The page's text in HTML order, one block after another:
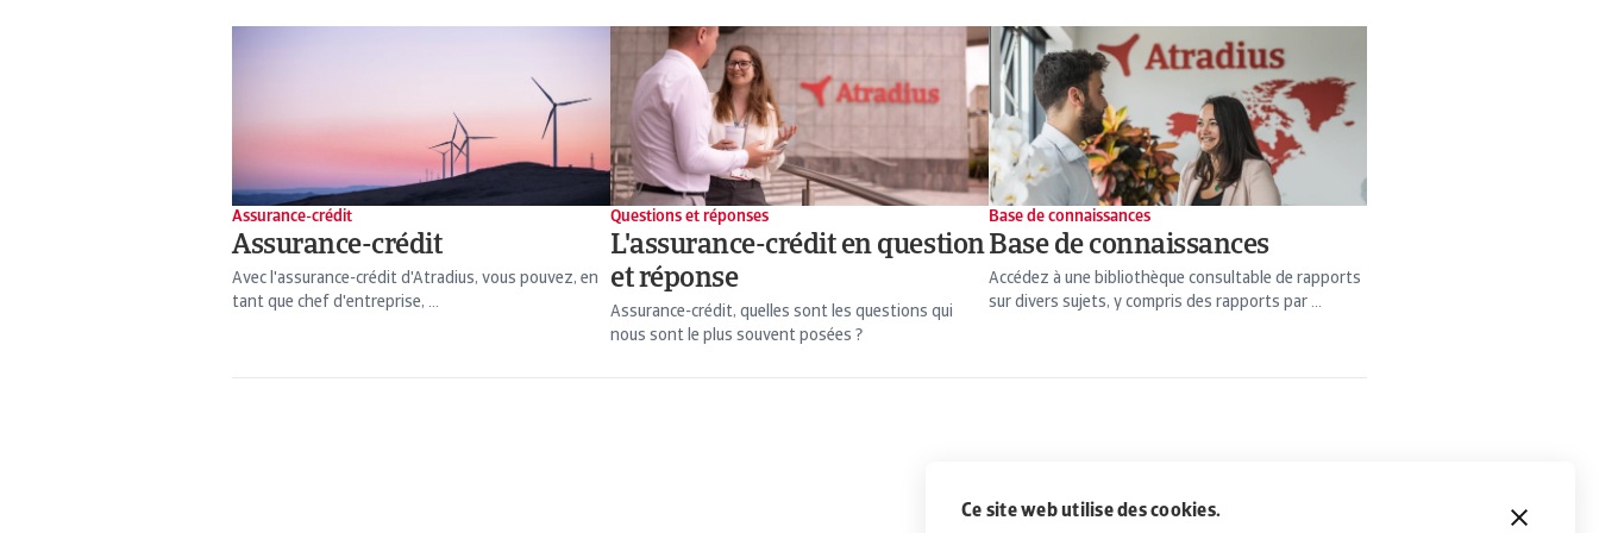
Ce site web utilise des cookies.
Assurance-crédit
Assurance-crédit
Avec l'assurance-crédit d'Atradius, vous pouvez, en
tant que chef d'entreprise, ...
Questions et réponses
L'assurance-crédit en question
et réponse
Assurance-crédit, quelles sont les questions qui
nous sont le plus souvent posées ?
Base de connaissances
Base de connaissances
Accédez à une bibliothèque consultable de rapports
sur divers sujets, y compris des rapports par ...